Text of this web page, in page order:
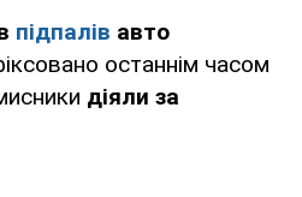
підпалів авто
останнім часом
діяли за